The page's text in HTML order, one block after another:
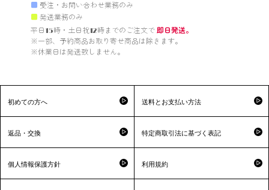
■ 受注・お問い合わせ業務のみ
■ 発送業務のみ
平日15時・土日祝12時までのご注文で 即日発送。
※一部、予約商品お取り寄せ商品は除きます。
※休業日は発送致しません。
初めての方へ 送料とお支払い方法
返品・交換 特定商取引法に基づく表記
個人情報保護方針 利用規約